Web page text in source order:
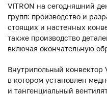
VITRON на сегодняшний
групп: производство и
стоящих и настенных
также производство
включая окончательную
Внутрипольный конвектор
в котором установлен
и тангенциальный